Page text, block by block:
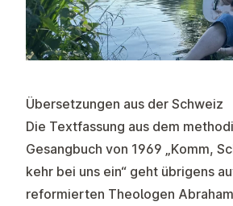
Übersetzungen aus der Schweiz
Die Textfassung aus dem
Gesangbuch von 1969 „Komm,
kehr bei uns ein“ geht übrigens
reformierten Theologen